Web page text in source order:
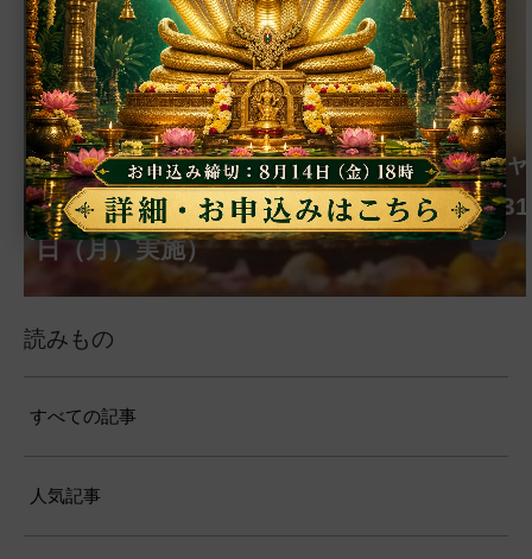
【ご家族参加無料】アーディ・アマーヴ
ァシャー・プージャー（2026年８月12日
（水）実施）
【ご家族参加無料】ラクシュミー・クベ
ーラ・マンスリー・プージャー（2026年８
月12日（水）実施）
【ご家族参加無料】ナーガ・パンチャミ
ー・プージャー（2026年８月17日（月）実
施）
【ご家族参加無料】ヴァラ・ラクシュミ
ー・ヴラタ・プージャー（2026年８月28日
（金）実施）
【ご家族参加無料】サンカタハラ・チャ
トゥルティー・プージャー（2026年８月31
日（月）実施）
【ご家族参加無料】クリシュナ・ジャヤン
ティー・プージャー（2026年９月４日
（金）実施）
【ご家族参加無料】ガネーシャ・チャト
ゥルティー・プージャー（2026年９月14日
（月）実施）
【ご家族参加無料】マハーラクシュミ
ー・ヴラタ・プージャー（2026年９月19日
（土）実施）
【ご家族参加無料】マハーラヤー・アマ
ーヴァシャー・プージャー（2026年10月10
日（土）実施）
第220回グループ・ホーマ（ナーガ・パ
ンチャミー、2026年８月17日（月）実施）
第221回グループ・ホーマ（ガーヤトリ
ー・ジャヤンティー、2026年８月28日
（金）実施）
アンナダーナ・プロジェクト（食事の奉
仕）
ポストコロナ福祉活動支援募金
読みもの
すべての記事
人気記事